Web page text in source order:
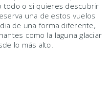
todo o si quieres descubrir
una de estos vuelos
de una forma diferente,
como la laguna glaciar
lo más alto.